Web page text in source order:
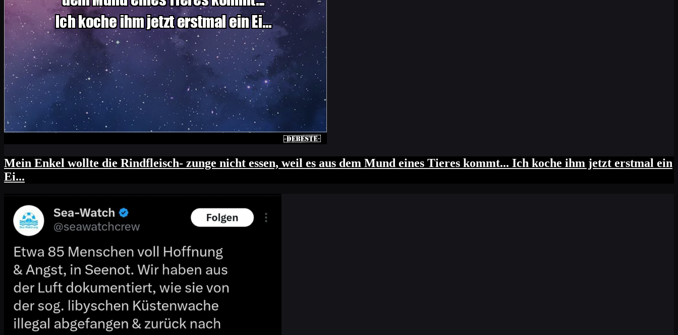
Mein Enkel wollte die Rindfleisch- zunge nicht essen, weil es aus dem Mund eines Tieres kommt... Ich koche ihm jetzt erstmal ein
Ei...